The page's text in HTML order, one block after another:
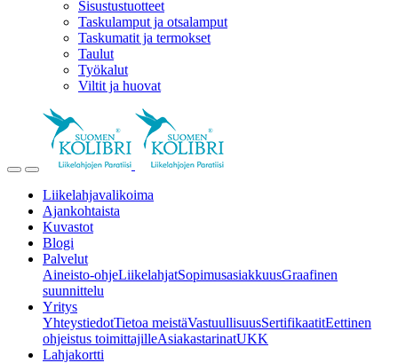
Sisustustuotteet
Taskulamput ja otsalamput
Taskumatit ja termokset
Taulut
Työkalut
Viltit ja huovat
Liikelahjavalikoima
Ajankohtaista
Kuvastot
Blogi
Palvelut
Aineisto-ohjeLiikelahjatSopimusasiakkuusGraafinen
suunnittelu
Yritys
YhteystiedotTietoa meistäVastuullisuusSertifikaatitEettinen
ohjeistus toimittajilleAsiakastarinatUKK
Lahjakortti